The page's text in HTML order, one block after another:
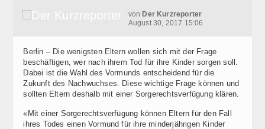
von Der Kurzreporter
August 30, 2017 15:06
Berlin – Die wenigsten Eltern wollen sich mit der Frage
beschäftigen, wer nach ihrem Tod für ihre Kinder sorgen soll.
Dabei ist die Wahl des Vormunds entscheidend für die
Zukunft des Nachwuchses. Diese wichtige Frage können und
sollten Eltern deshalb mit einer Sorgerechtsverfügung klären.
«Mit einer Sorgerechtsverfügung können Eltern für den Fall
ihres Todes einen Vormund für ihre minderjährigen Kinder